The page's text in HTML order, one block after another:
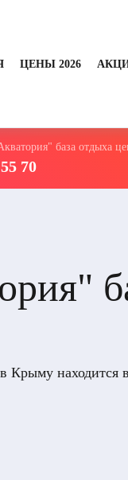
ЦЕНЫ 2026
база отдыха
70
Крыму находится